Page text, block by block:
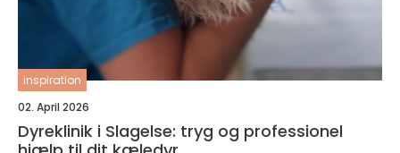
inspiration
02. April 2026
Dyreklinik i Slagelse: tryg og professionel